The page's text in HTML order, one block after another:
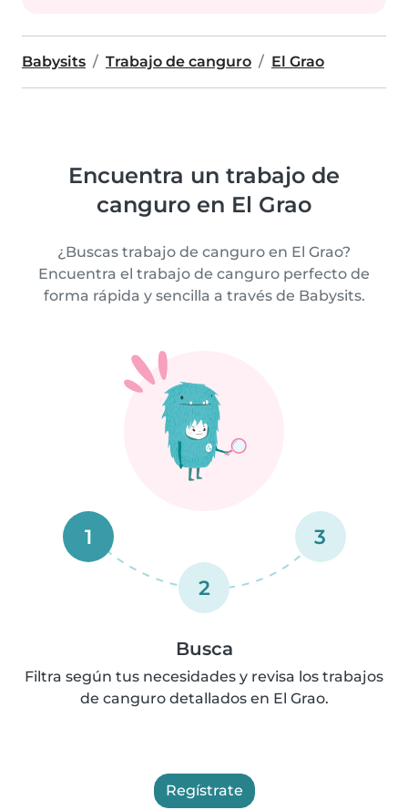
Babysits Trabajo de canguro El Grao
Encuentra un trabajo de
canguro en El Grao
¿Buscas trabajo de canguro en El Grao?
Encuentra el trabajo de canguro perfecto de
forma rápida y sencilla a través de Babysits.
1
2
3
Busca
Filtra según tus necesidades y revisa los trabajos
de canguro detallados en El Grao.
Regístrate